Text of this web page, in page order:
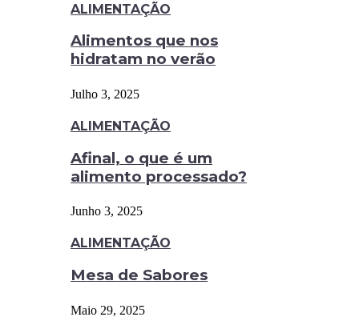
ALIMENTAÇÃO
Alimentos que nos
hidratam no verão
Julho 3, 2025
ALIMENTAÇÃO
Afinal, o que é um
alimento processado?
Junho 3, 2025
ALIMENTAÇÃO
Mesa de Sabores
Maio 29, 2025